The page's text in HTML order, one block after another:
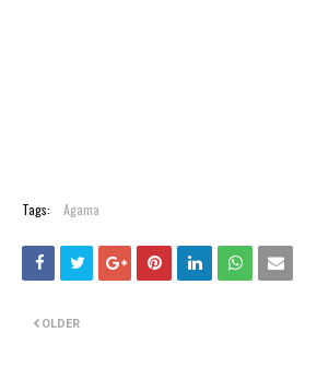
Tags: Agama
OLDER